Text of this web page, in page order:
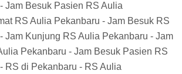
Jam Besuk Pasien RS Aulia
RS Aulia Pekanbaru - Jam Besuk RS
Jam Kunjung RS Aulia Pekanbaru - Jam
Pekanbaru - Jam Besuk Pasien RS
RS di Pekanbaru - RS Aulia